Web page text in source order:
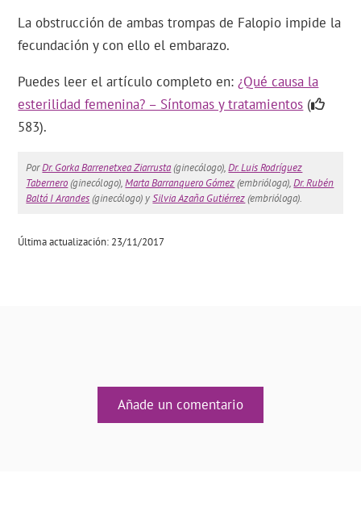
La obstrucción de ambas trompas de Falopio impide la
fecundación y con ello el embarazo.
Puedes leer el artículo completo en:¿Qué causa la
esterilidad femenina? – Síntomas y tratamientos (
583).
PorDr. Gorka Barrenetxea Ziarrusta(ginecólogo),Dr. Luis Rodríguez
Tabernero(ginecólogo),Marta Barranquero Gómez(embrióloga),Dr. Rubén
Baltá I Arandes(ginecólogo) ySilvia Azaña Gutiérrez(embrióloga).
Última actualización: 23/11/2017
Añade un comentario